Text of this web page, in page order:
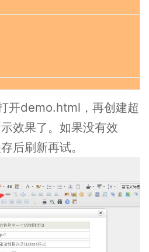
开demo.html，再创建超
效果了。如果没有效
后刷新再试。